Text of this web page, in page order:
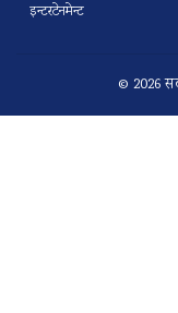
इन्टरटेनमेन्ट
© 2026